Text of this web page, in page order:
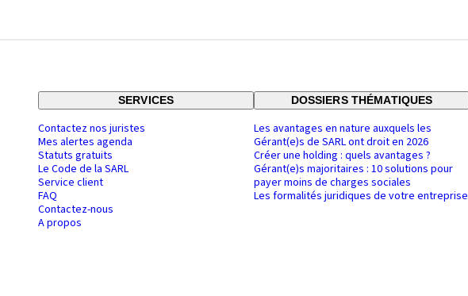
SERVICES
Contactez nos juristes
Mes alertes agenda
Statuts gratuits
Le Code de la SARL
Service client
FAQ
Contactez-nous
A propos
DOSSIERS THÉMATIQUES
Les avantages en nature auxquels les
Gérant(e)s de SARL ont droit en 2026
Créer une holding : quels avantages ?
Gérant(e)s majoritaires : 10 solutions pour
payer moins de charges sociales
Les formalités juridiques de votre entreprise